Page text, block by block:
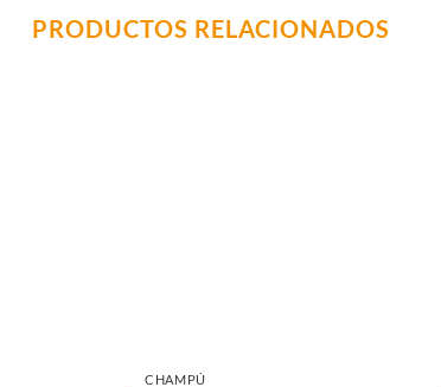
PRODUCTOS RELACIONADOS
CHAMPÚ